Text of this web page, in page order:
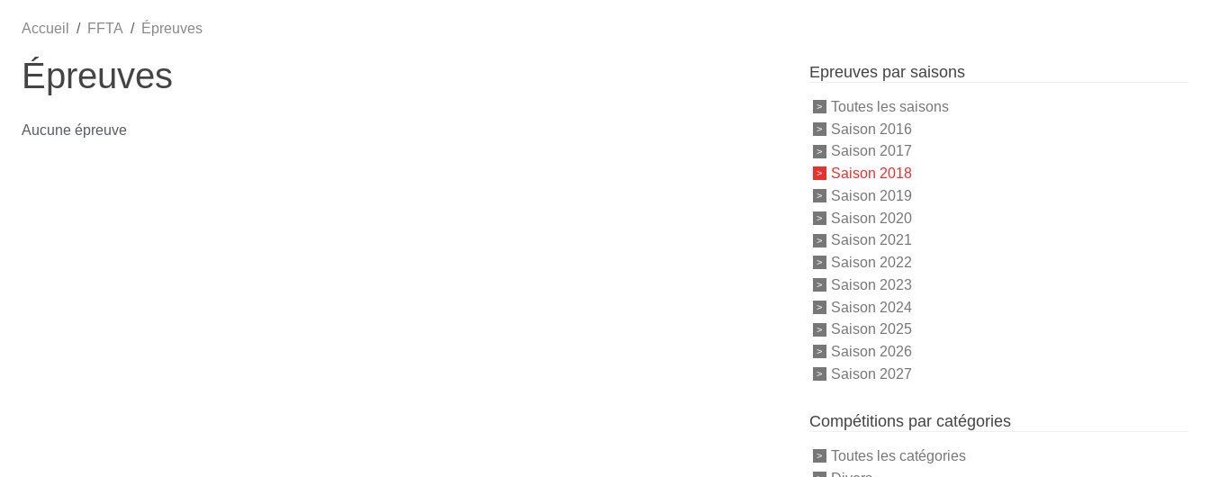
Accueil FFTA Épreuves
Épreuves
Aucune épreuve
Epreuves par saisons
Toutes les saisons
Saison 2016
Saison 2017
Saison 2018
Saison 2019
Saison 2020
Saison 2021
Saison 2022
Saison 2023
Saison 2024
Saison 2025
Saison 2026
Saison 2027
Compétitions par catégories
Toutes les catégories